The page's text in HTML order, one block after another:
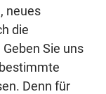
neues
die
Sie uns
Denn für